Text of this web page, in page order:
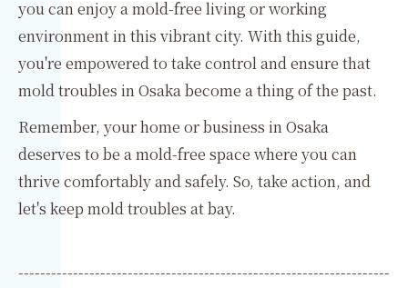
you can enjoy a mold-free living or working
environment in this vibrant city. With this guide,
you're empowered to take control and ensure that
mold troubles in Osaka become a thing of the past.
Remember, your home or business in Osaka
deserves to be a mold-free space where you can
thrive comfortably and safely. So, take action, and
let's keep mold troubles at bay.
--------------------------------------------------------------------